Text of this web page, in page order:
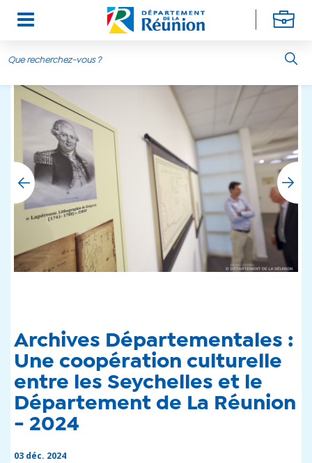
Aller au contenu principal
Archives Départementales :
Une coopération culturelle
entre les Seychelles et le
Département de La Réunion
- 2024
03 déc. 2024